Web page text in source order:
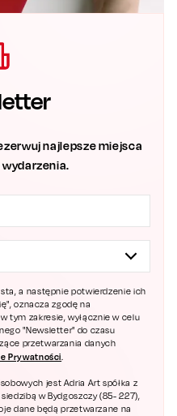
najlepsze miejsca
a następnie potwierdzenie ich
oznacza zgodę na
tym zakresie, wyłącznie w celu
"Newsletter" do czasu
przetwarzania danych
Prywatności.
jest Adria Art spółka z
w Bydgoszczy (85- 227),
dane będą przetwarzane na